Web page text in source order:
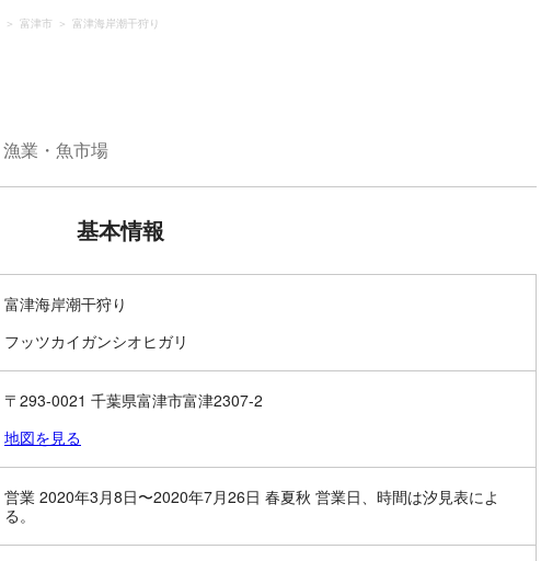
富津市 富津海岸潮干狩り
漁業・魚市場
基本情報
富津海岸潮干狩り
フッツカイガンシオヒガリ
〒293-0021 千葉県富津市富津2307-2
地図を見る
営業 2020年3月8日〜2020年7月26日 春夏秋 営業日、時間は汐見表によ
る。